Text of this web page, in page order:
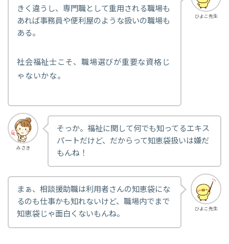
ひよこ先生
きく違うし、専門職として重用される職場も
あれば事務員や便利屋のような扱いの職場も
ある。
社会福祉士こそ、職場選びが重要な資格じ
ゃないかな。
みさき
そっか。福祉に関して何でも知ってるエキス
パートだけど、だからって知恵袋扱いは嫌だ
もんね！
ひよこ先生
まぁ、相談援助職は利用者さんの知恵袋にな
るのも仕事かも知れないけど、職場内でまで
知恵袋じゃ面白くないもんね。